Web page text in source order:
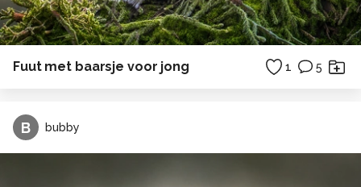
Fuut met baarsje voor jong 1 5
B bubby